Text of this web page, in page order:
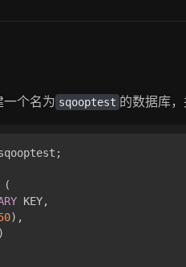
一个名为 sqooptest 的数据库
sqooptest;
(
KEY,
),
)